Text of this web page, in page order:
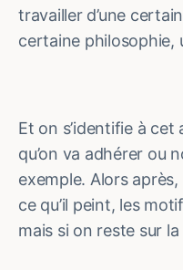
travailler d’une
certaine philosophie,
Et on s’identifie à cet
qu’on va adhérer ou
exemple. Alors
ce qu’il peint, les
mais si on reste sur